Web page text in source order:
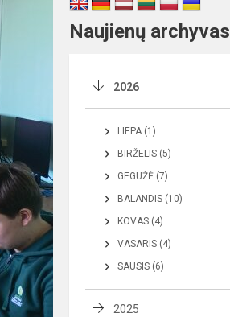
Naujienų archyvas
2026
LIEPA (1)
BIRŽELIS (5)
GEGUŽĖ (7)
BALANDIS (10)
KOVAS (4)
VASARIS (4)
SAUSIS (6)
2025